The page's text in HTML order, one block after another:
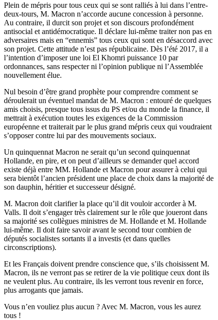
Plein de mépris pour tous ceux qui se sont ralliés à lui dans l’entre-
deux-tours, M. Macron n’accorde aucune concession à personne.
Au contraire, il durcit son projet et son discours profondément
antisocial et antidémocratique. Il déclare lui-même traiter non pas en
adversaires mais en “ennemis” tous ceux qui sont en désaccord avec
son projet. Cette attitude n’est pas républicaine. Dès l’été 2017, il a
l’intention d’imposer une loi El Khomri puissance 10 par
ordonnances, sans respecter ni l’opinion publique ni l’Assemblée
nouvellement élue.
Nul besoin d’être grand prophète pour comprendre comment se
déroulerait un éventuel mandat de M. Macron : entouré de quelques
amis choisis, presque tous issus du PS et/ou du monde la finance, il
mettrait à exécution toutes les exigences de la Commission
européenne et traiterait par le plus grand mépris ceux qui voudraient
s’opposer contre lui par des mouvements sociaux.
Un quinquennat Macron ne serait qu’un second quinquennat
Hollande, en pire, et on peut d’ailleurs se demander quel accord
existe déjà entre MM. Hollande et Macron pour assurer à celui qui
sera bientôt l’ancien président une place de choix dans la majorité de
son dauphin, héritier et successeur désigné.
M. Macron doit clarifier la place qu’il dit vouloir accorder à M.
Valls. Il doit s’engager très clairement sur le rôle que joueront dans
sa majorité ses collègues ministres de M. Hollande et M. Hollande
lui-même. Il doit faire savoir avant le second tour combien de
députés socialistes sortants il a investis (et dans quelles
circonscriptions).
Et les Français doivent prendre conscience que, s’ils choisissent M.
Macron, ils ne verront pas se retirer de la vie politique ceux dont ils
ne veulent plus. Au contraire, ils les verront tous revenir en force,
plus arrogants que jamais.
Vous n’en vouliez plus aucun ? Avec M. Macron, vous les aurez
tous !